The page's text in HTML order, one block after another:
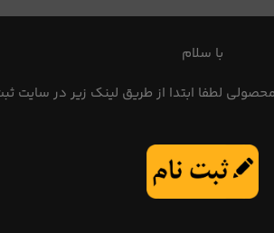
با سلام
لطفا ابتدا از طریق لینک زیر در سایت